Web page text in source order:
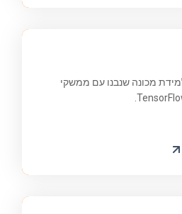
מכונה שנבנו עם ממשקי